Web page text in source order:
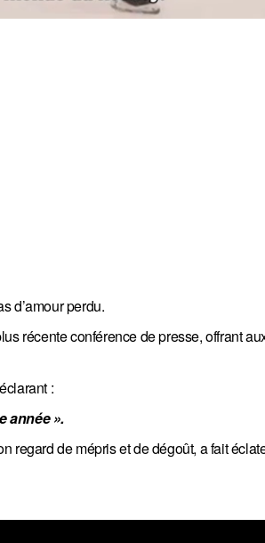
d’amour perdu.
récente conférence de presse, offrant
:
année ».
regard de mépris et de dégoût, a fait